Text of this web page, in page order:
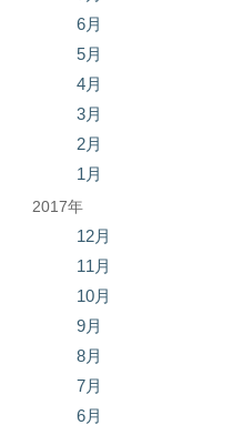
6月
5月
4月
3月
2月
1月
2017年
12月
11月
10月
9月
8月
7月
6月